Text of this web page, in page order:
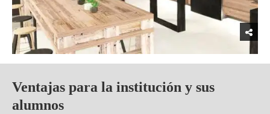
Ventajas para la institución y sus
alumnos